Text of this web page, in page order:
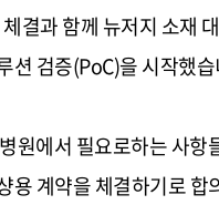
결과 함께 뉴저지 소재
션 검증(PoC)을 시작했
원에서 필요로하는 사항
용 계약을 체결하기로 합